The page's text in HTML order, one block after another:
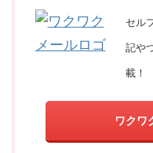
セル
記や
載！
ワクワ